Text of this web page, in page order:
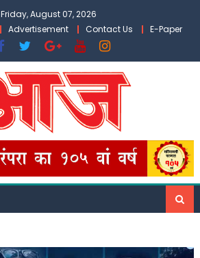
Friday, August 07, 2026
Advertisement Contact Us E-Paper